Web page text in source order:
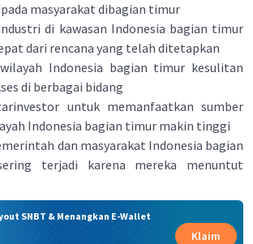
masyarakat dibagian timur
di kawasan Indonesia bagian timur
dari rencana yang telah ditetapkan
Indonesia bagian timur kesulitan
di berbagai bidang
untuk memanfaatkan sumber
Indonesia bagian timur makin tinggi
dan masyarakat Indonesia bagian
terjadi karena mereka menuntut
SNBT & Menangkan E-Wallet
Klaim